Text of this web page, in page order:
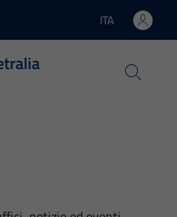
Lingua attiva:
ITA